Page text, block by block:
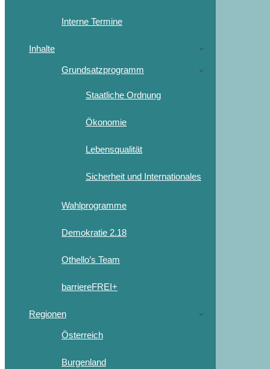
Interne Termine
Inhalte
Grundsatzprogramm
Staatliche Ordnung
Ökonomie
Lebensqualität
Sicherheit und Internationales
Wahlprogramme
Demokratie 2.18
Othello’s Team
barriereFREI+
Regionen
Österreich
Burgenland